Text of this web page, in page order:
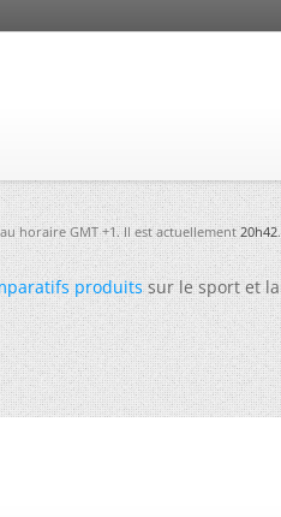
horaire GMT +1. Il est actuellement20h42.
produitssur le sport et